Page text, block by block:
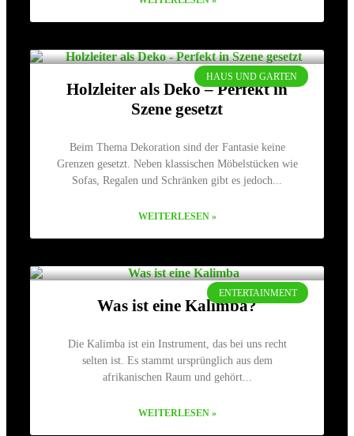
HAUS UND GARTEN
Holzleiter als Deko – Perfekt in
Szene gesetzt
Beim Thema Dekoration sind der Fantasie keine
Grenzen gesetzt. Neben klassischen Möbelstücken wie
Sofas, Regalen und Schränken gibt es jedoch
WEITERLESEN »
ENTERTAINMENT
Was ist eine Kalimba?
Die Kalimba ist ein Instrument, das bei uns recht
selten ist. Es stammt ursprünglich aus dem
afrikanischen Raum und gehört
WEITERLESEN »